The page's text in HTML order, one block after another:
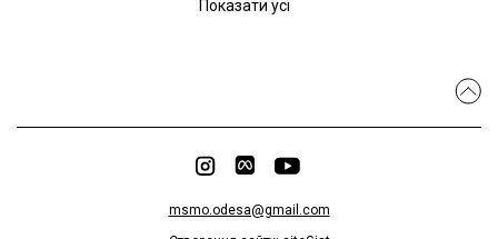
Показати усі
msmo.odesa@gmail.com